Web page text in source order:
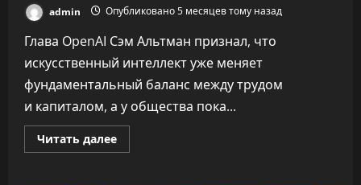
admin Опубликовано 5 месяцев тому назад
Глава OpenAI Сэм Альтман признал, что
искусственный интеллект уже меняет
фундаментальный баланс между трудом
и капиталом, а у общества пока...
Читать далееПрочитать
больше